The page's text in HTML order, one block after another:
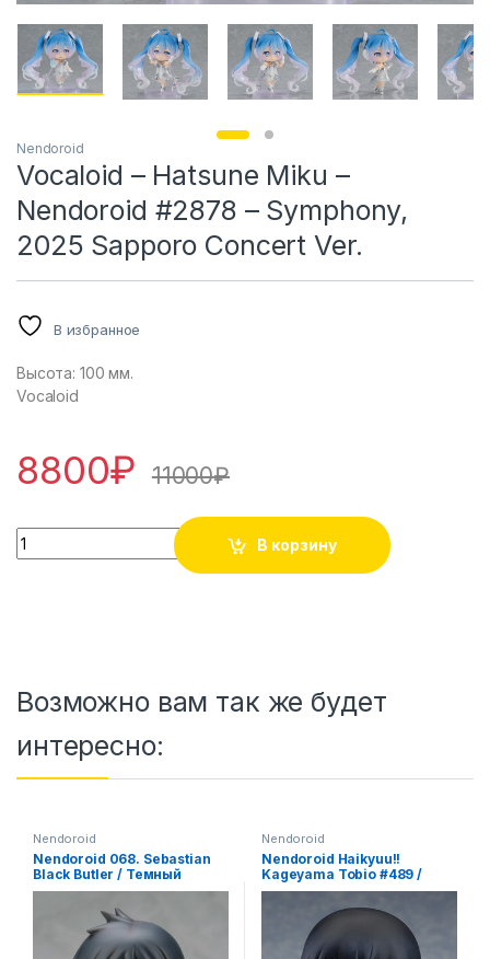
Nendoroid
Vocaloid – Hatsune Miku –
Nendoroid #2878 – Symphony,
2025 Sapporo Concert Ver.
В избранное
Высота: 100 мм.
Vocaloid
8800₽ 11000₽
Vocaloid - Hatsune Miku - Nendoroid #2878 - Symphony,
В корзину
Возможно вам так же будет
интересно:
Nendoroid
Nendoroid 068. Sebastian
Black Butler / Темный
дворецкий аниме фигурка
Nendoroid
Nendoroid Haikyuu!!
Kageyama Tobio #489 /
Haikyuu!! аниме фигурка